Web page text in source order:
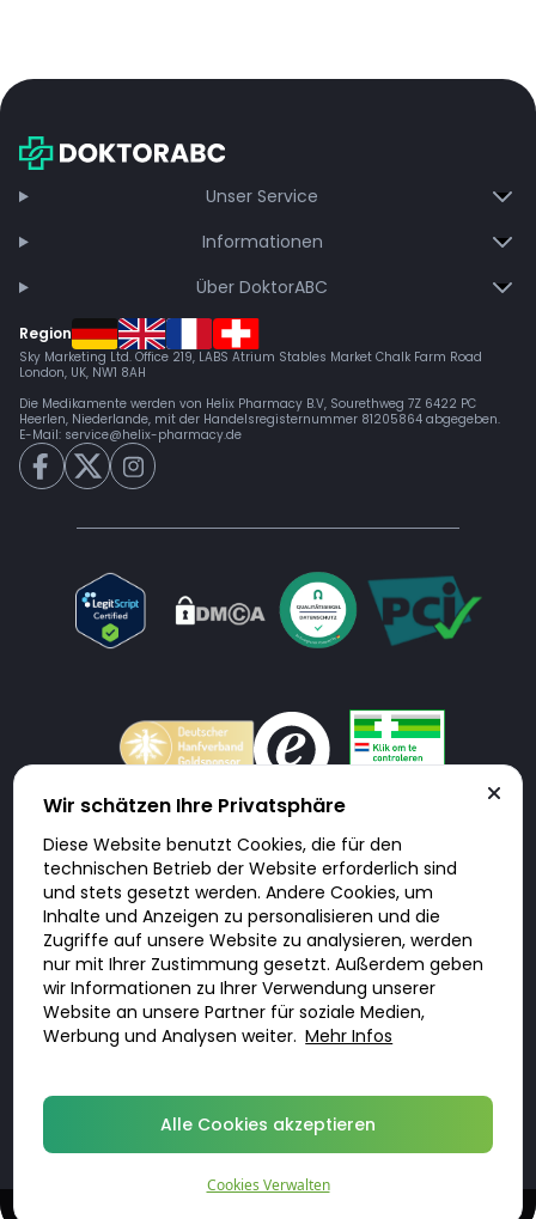
Unser Service
Informationen
Über DoktorABC
Region
Sky Marketing Ltd. Office 219, LABS Atrium Stables Market Chalk Farm Road
London, UK, NW1 8AH
Die Medikamente werden von Helix Pharmacy B.V, Sourethweg 7Z 6422 PC
Heerlen, Niederlande, mit der Handelsregisternummer 81205864 abgegeben.
E-Mail: service@helix-pharmacy.de
Doktorabc.com ist eine Vermittlungsplattform. Doktorabc ist ausdrücklich
keine Internetapotheke. Doktorabc bietet keine Medikamente oder
sonstige Produkte an oder liefert diese. Jegliche Informationen zu
Produkten, Medikamenten und Preisen auf der Internetseite beinhalten
kein Angebot von Doktorabc an Sie. Für die Einhaltung der in Ihrem Land
geltenden Gesetze und sonstigen Rechtsvorschriften sind Sie als Nutzer
selbst verantwortlich. Die Nutzung unseres Services auf Doktorabc durch
Sie erfolgt auf eigenes Risiko und in eigener Verantwortung. Sie erklären,
diese Internetseite aus eigener Initiative zu besuchen und zu nutzen.
Wir schätzen Ihre Privatsphäre
Diese Website benutzt Cookies, die für den
technischen Betrieb der Website erforderlich sind
und stets gesetzt werden. Andere Cookies, um
Inhalte und Anzeigen zu personalisieren und die
Zugriffe auf unsere Website zu analysieren, werden
nur mit Ihrer Zustimmung gesetzt. Außerdem geben
wir Informationen zu Ihrer Verwendung unserer
Website an unsere Partner für soziale Medien,
Werbung und Analysen weiter. Mehr Infos
Alle Cookies akzeptieren
Cookies Verwalten